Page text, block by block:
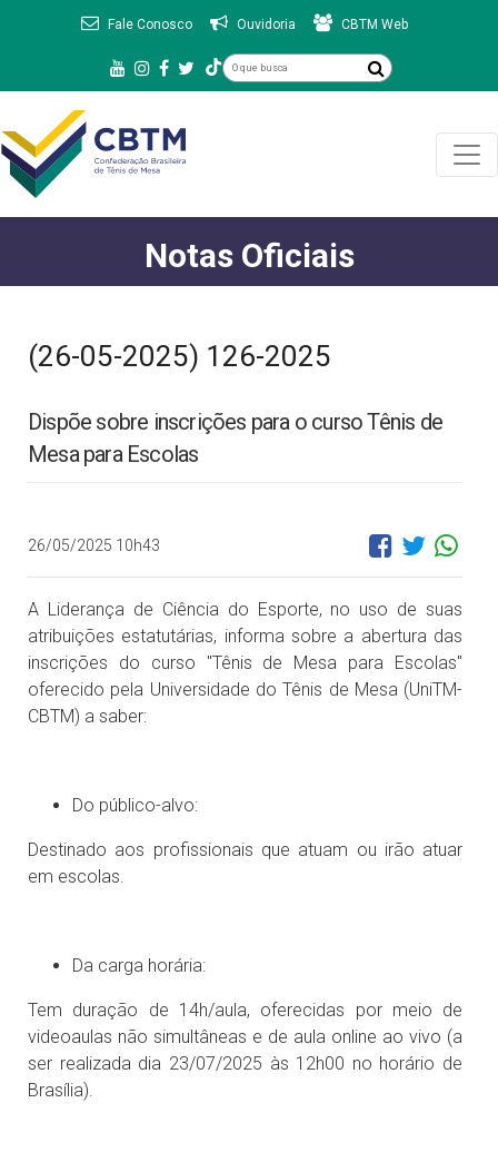
Fale Conosco Ouvidoria CBTM Web
Notas Oficiais
(26-05-2025) 126-2025
Dispõe sobre inscrições para o curso Tênis de
Mesa para Escolas
26/05/2025 10h43
A Liderança de Ciência do Esporte, no uso de suas
atribuições estatutárias, informa sobre a abertura das
inscrições do curso "Tênis de Mesa para Escolas"
oferecido pela Universidade do Tênis de Mesa (UniTM-
CBTM) a saber:
Do público-alvo:
Destinado aos profissionais que atuam ou irão atuar
em escolas.
Da carga horária:
Tem duração de 14h/aula, oferecidas por meio de
videoaulas não simultâneas e de aula online ao vivo (a
ser realizada dia 23/07/2025 às 12h00 no horário de
Brasília).